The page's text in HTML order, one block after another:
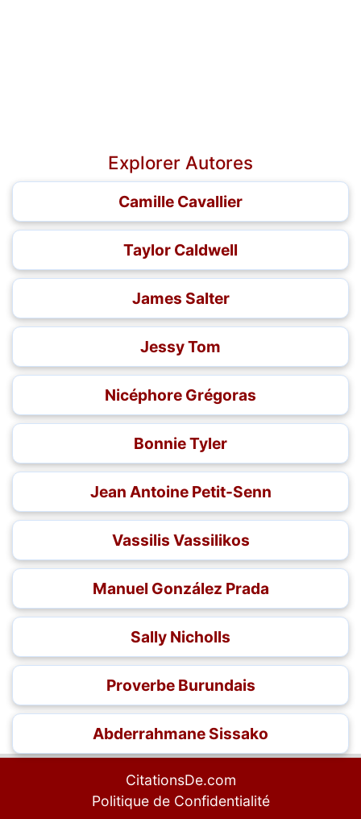
Explorer Autores
Camille Cavallier
Taylor Caldwell
James Salter
Jessy Tom
Nicéphore Grégoras
Bonnie Tyler
Jean Antoine Petit-Senn
Vassilis Vassilikos
Manuel González Prada
Sally Nicholls
Proverbe Burundais
Abderrahmane Sissako
CitationsDe.com
Politique de Confidentialité